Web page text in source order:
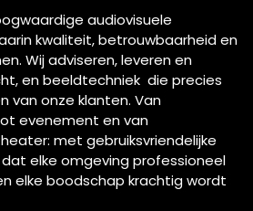
audiovisuele
kwaliteit, betrouwbaarheid en
Wij adviseren, leveren en
en beeldtechniek die precies
van onze klanten. Van
evenement en van
met gebruiksvriendelijke
elke omgeving professioneel
elke boodschap krachtig wordt